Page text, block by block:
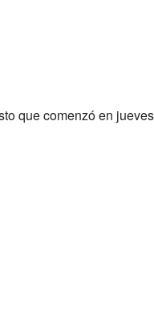
que comenzó en